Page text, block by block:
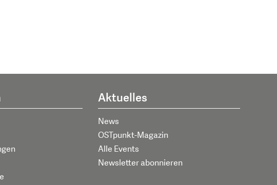
Aktuelles
News
OSTpunkt-Magazin
Alle Events
Newsletter abonnieren